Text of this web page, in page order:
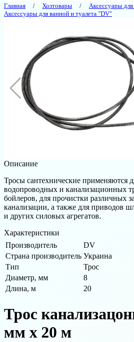
Главная Хозтовары
Аксессуары
Аксессуары для ванной и туалета "DV"
Описание
Тросы сантехнические применяются
водопроводных и канализационных
бойлеров, для прочистки различных
канализации, а также для приводов
и других силовых агрегатов.
Характеристики
Производитель
DV
Страна производитель Украина
Тип
Трос
Диаметр, мм
8
Длина, м
20
Трос
мм x 20 м